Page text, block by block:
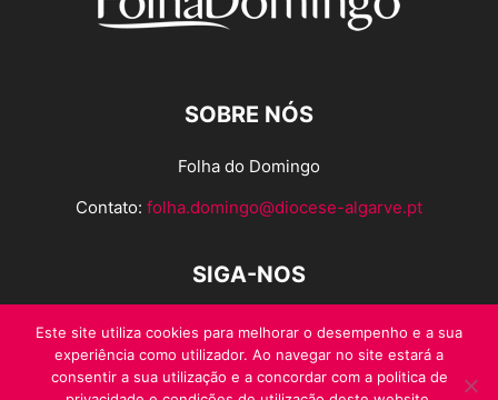
SOBRE NÓS
Folha do Domingo
Contato: folha.domingo@diocese-algarve.pt
SIGA-NOS
Este site utiliza cookies para melhorar o desempenho e a sua
experiência como utilizador. Ao navegar no site estará a
consentir a sua utilização e a concordar com a politica de